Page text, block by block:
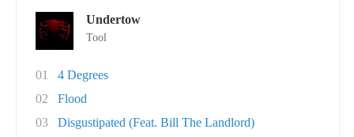
Undertow
Tool
01
4 Degrees
02
Flood
03
Disgustipated (Feat. Bill The Landlord)